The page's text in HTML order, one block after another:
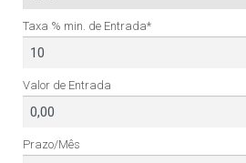
Taxa % min. de Entrada*
Valor de Entrada
Prazo/Mês